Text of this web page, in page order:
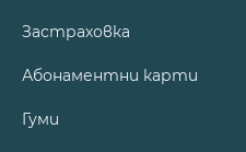
Застраховка
Абонаментни карти
Гуми